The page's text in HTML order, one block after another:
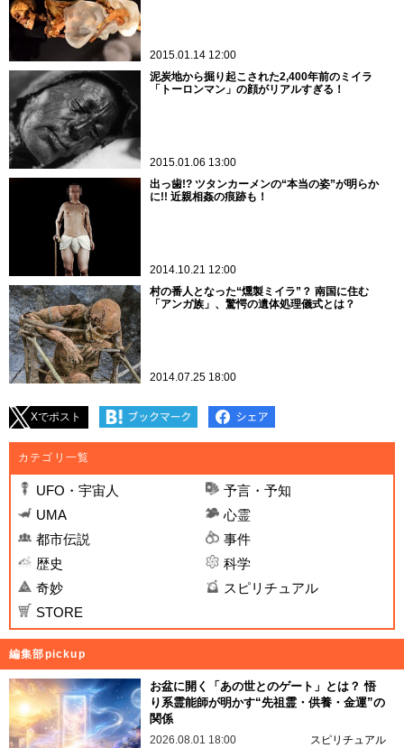
2015.01.14 12:00
泥炭地から掘り起こされた2,400年前のミイラ
「トーロンマン」の顔がリアルすぎる！
2015.01.06 13:00
出っ歯!? ツタンカーメンの“本当の姿”が明らか
に!! 近親相姦の痕跡も！
2014.10.21 12:00
村の番人となった“燻製ミイラ”？ 南国に住む
「アンガ族」、驚愕の遺体処理儀式とは？
2014.07.25 18:00
Xでポスト
カテゴリ一覧
UFO・宇宙人
予言・予知
UMA
心霊
都市伝説
事件
歴史
科学
奇妙
スピリチュアル
STORE
編集部pickup
お盆に開く「あの世とのゲート」とは？ 悟
り系霊能師が明かす“先祖霊・供養・金運”の
関係
2026.08.01 18:00
スピリチュアル